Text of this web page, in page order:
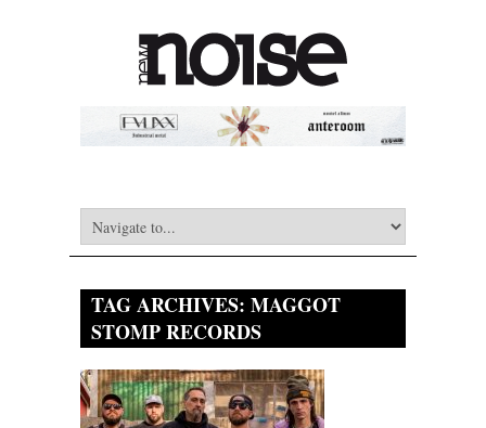
TAG ARCHIVES: MAGGOT
STOMP RECORDS